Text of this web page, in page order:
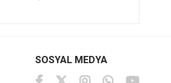
SOSYAL MEDYA